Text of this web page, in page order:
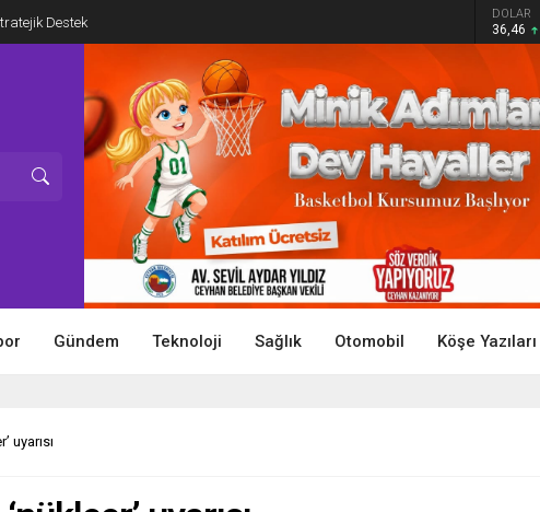
Destek DOLAR
36,46
Gündem Teknoloji Sağlık Otomobil Köşe Yazıları
uyarısı